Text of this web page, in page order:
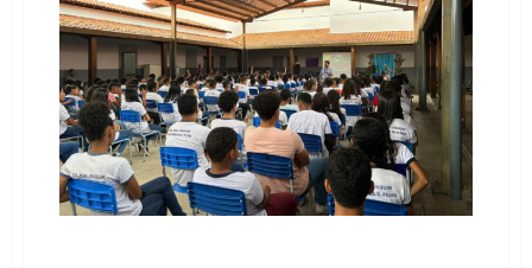
do
Cerrado
despenca
27%
e
ameaça
segurança
hídrica
do
Brasil